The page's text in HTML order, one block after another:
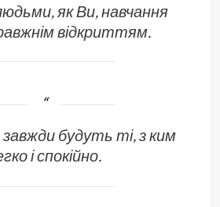
як Ви, навчання
відкриттям.
будуть ті, з ким
і спокійно.